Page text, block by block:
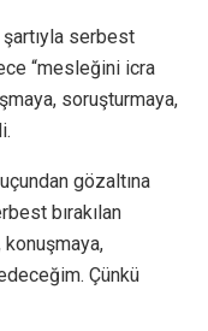
şartıyla serbest
“mesleğini icra
soruşturmaya,
gözaltına
bırakılan
konuşmaya,
Çünkü